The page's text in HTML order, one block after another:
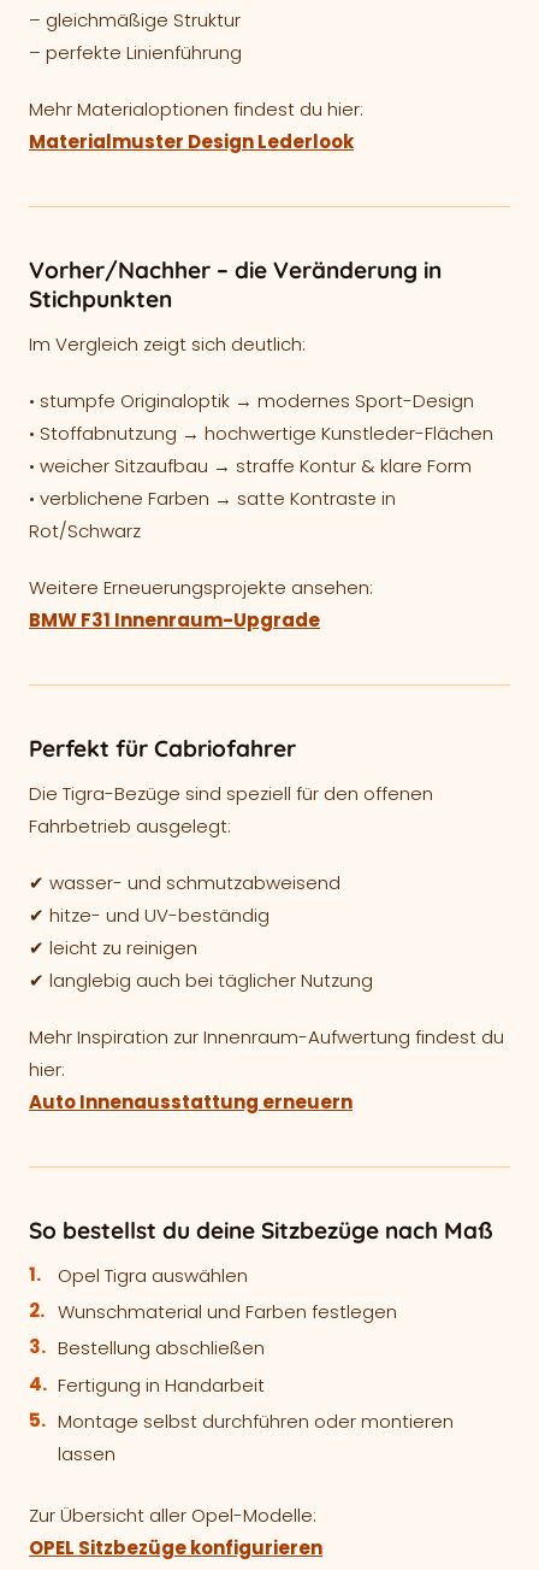
– gleichmäßige Struktur
– perfekte Linienführung
Mehr Materialoptionen findest du hier:
Materialmuster Design Lederlook
Vorher/Nachher – die Veränderung in
Stichpunkten
Im Vergleich zeigt sich deutlich:
• stumpfe Originaloptik → modernes Sport-Design
• Stoffabnutzung → hochwertige Kunstleder-Flächen
• weicher Sitzaufbau → straffe Kontur & klare Form
• verblichene Farben → satte Kontraste in
Rot/Schwarz
Weitere Erneuerungsprojekte ansehen:
BMW F31 Innenraum-Upgrade
Perfekt für Cabriofahrer
Die Tigra-Bezüge sind speziell für den offenen
Fahrbetrieb ausgelegt:
✔ wasser- und schmutzabweisend
✔ hitze- und UV-beständig
✔ leicht zu reinigen
✔ langlebig auch bei täglicher Nutzung
Mehr Inspiration zur Innenraum-Aufwertung findest du
hier:
Auto Innenausstattung erneuern
So bestellst du deine Sitzbezüge nach Maß
Opel Tigra auswählen
Wunschmaterial und Farben festlegen
Bestellung abschließen
Fertigung in Handarbeit
Montage selbst durchführen oder montieren
lassen
Zur Übersicht aller Opel-Modelle:
OPEL Sitzbezüge konfigurieren